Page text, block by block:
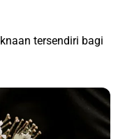
tersendiri bagi